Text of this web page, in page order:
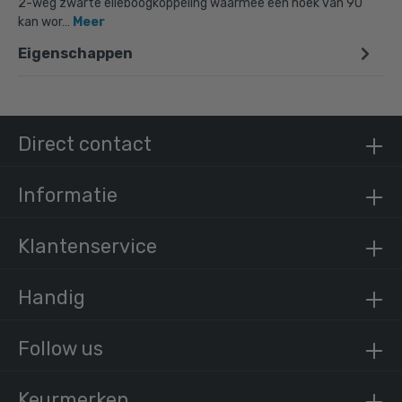
2-weg zwarte elleboogkoppeling waarmee een hoek van 90˚
kan wor… Meer
Eigenschappen
Follow us
Direct contact
Informatie
Klantenservice
Handig